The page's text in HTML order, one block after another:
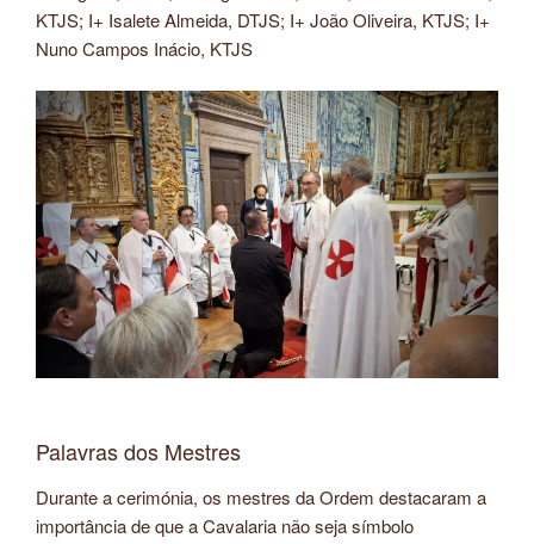
KTJS; I+ Isalete Almeida, DTJS; I+ João Oliveira, KTJS; I+
Nuno Campos Inácio, KTJS
Palavras dos Mestres
Durante a cerimónia, os mestres da Ordem destacaram a
importância de que a Cavalaria não seja símbolo